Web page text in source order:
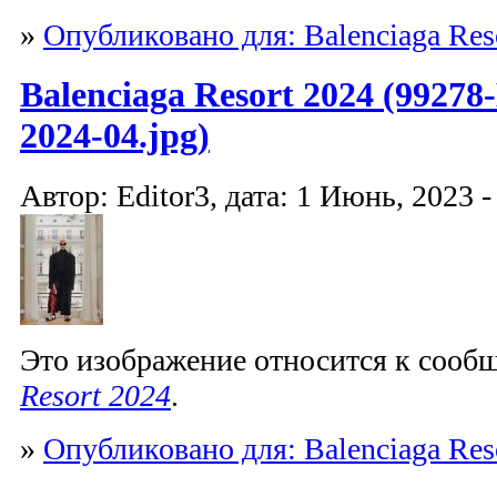
» Опубликовано для: Balenciaga
Balenciaga Resort 2024
2024-04.jpg)
Автор: Editor3, дата: 1 Июнь, 2023
Это изображение относится к
Resort 2024.
» Опубликовано для: Balenciaga